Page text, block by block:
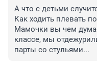
А что с детьми
Как ходить плевать
Мамочки вы чем
классе, мы
парты со стульями...